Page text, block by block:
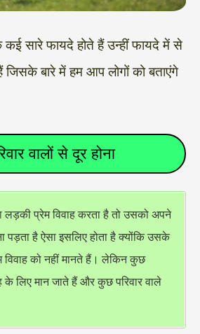
सारे फायदे होते हैं उन्हीं फायदे में से
बारे में हम आप लोगों को बताएंगे
वालों से दूर होना
लड़की प्रेम विवाह करता है तो उसको अपने
पड़ता है ऐसा इसलिए होता है क्योंकि उसके
विवाह को नहीं मानते हैं। लेकिन कुछ
के लिए मान जाते हैं और कुछ परिवार वाले